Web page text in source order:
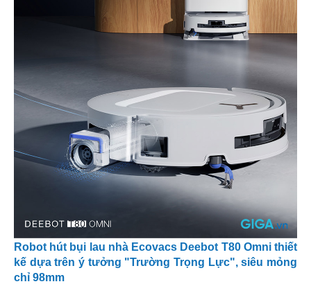
Robot hút bụi lau nhà Ecovacs Deebot T80 Omni thiết
kế dựa trên ý tưởng "Trường Trọng Lực", siêu mỏng
chỉ 98mm